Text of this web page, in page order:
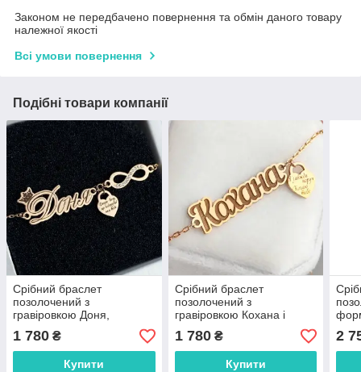
Законом не передбачено повернення та обмін даного товару
належної якості
Всі умови повернення
Подібні товари компанії
Срібний браслет
позолочений з
гравіровкою Доня,
сердечком і знаком
нескінченності з фіанітами
ПЛ-313
1 780 ₴
Купити
Срібний браслет
позолочений з
гравіровкою Кохана і
сердечком ПЛ-290
1 780₴
Купити
2